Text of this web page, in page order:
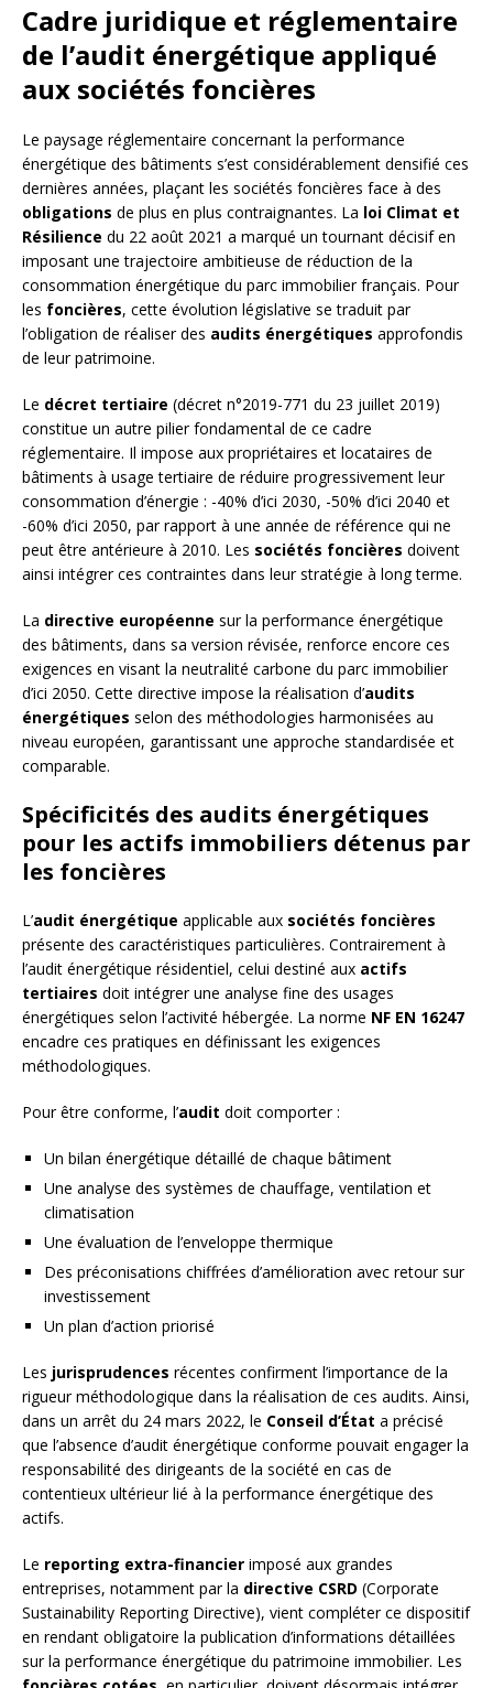
Cadre juridique et réglementaire
de l’audit énergétique appliqué
aux sociétés foncières
Le paysage réglementaire concernant la performance
énergétique des bâtiments s’est considérablement densifié ces
dernières années, plaçant les sociétés foncières face à des
obligations de plus en plus contraignantes. La loi Climat et
Résilience du 22 août 2021 a marqué un tournant décisif en
imposant une trajectoire ambitieuse de réduction de la
consommation énergétique du parc immobilier français. Pour
les foncières, cette évolution législative se traduit par
l’obligation de réaliser des audits énergétiques approfondis
de leur patrimoine.
Le décret tertiaire (décret n°2019-771 du 23 juillet 2019)
constitue un autre pilier fondamental de ce cadre
réglementaire. Il impose aux propriétaires et locataires de
bâtiments à usage tertiaire de réduire progressivement leur
consommation d’énergie : -40% d’ici 2030, -50% d’ici 2040 et
-60% d’ici 2050, par rapport à une année de référence qui ne
peut être antérieure à 2010. Les sociétés foncières doivent
ainsi intégrer ces contraintes dans leur stratégie à long terme.
La directive européenne sur la performance énergétique
des bâtiments, dans sa version révisée, renforce encore ces
exigences en visant la neutralité carbone du parc immobilier
d’ici 2050. Cette directive impose la réalisation d’audits
énergétiques selon des méthodologies harmonisées au
niveau européen, garantissant une approche standardisée et
comparable.
Spécificités des audits énergétiques
pour les actifs immobiliers détenus par
les foncières
L’audit énergétique applicable aux sociétés foncières
présente des caractéristiques particulières. Contrairement à
l’audit énergétique résidentiel, celui destiné aux actifs
tertiaires doit intégrer une analyse fine des usages
énergétiques selon l’activité hébergée. La norme NF EN 16247
encadre ces pratiques en définissant les exigences
méthodologiques.
Pour être conforme, l’audit doit comporter :
Un bilan énergétique détaillé de chaque bâtiment
Une analyse des systèmes de chauffage, ventilation et
climatisation
Une évaluation de l’enveloppe thermique
Des préconisations chiffrées d’amélioration avec retour sur
investissement
Un plan d’action priorisé
Les jurisprudences récentes confirment l’importance de la
rigueur méthodologique dans la réalisation de ces audits. Ainsi,
dans un arrêt du 24 mars 2022, le Conseil d’État a précisé
que l’absence d’audit énergétique conforme pouvait engager la
responsabilité des dirigeants de la société en cas de
contentieux ultérieur lié à la performance énergétique des
actifs.
Le reporting extra-financier imposé aux grandes
entreprises, notamment par la directive CSRD (Corporate
Sustainability Reporting Directive), vient compléter ce dispositif
en rendant obligatoire la publication d’informations détaillées
sur la performance énergétique du patrimoine immobilier. Les